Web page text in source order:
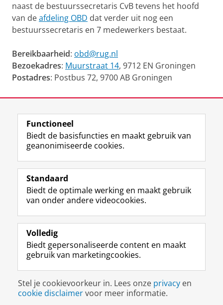
naast de bestuurssecretaris CvB tevens het hoofd
van deafdeling OBD dat verder uit nog een
bestuurssecretaris en 7 medewerkers bestaat.
Bereikbaarheid: obd@rug.nl
Bezoekadres: Muurstraat 14, 9712 EN Groningen
Postadres: Postbus 72, 9700 AB Groningen
View this page in:English
Volg de RUG
F
a
e
b
o
p
a
i
n
a
L
i
k
e
I
-
p
g
i
n
R
S
-
f
e
R
k
s
u
I
n
t
r
m
c
c
o
Y
o
T
e
k
a
a
Studiekiezers
Alumni
Over ons
Disclaimer & Copyright
Inloggen
Functioneel
Biedt de basisfuncties en maakt gebruik van
geanonimiseerde cookies.
Standaard
Biedt de optimale werking en maakt gebruik
van onder andere videocookies.
Volledig
Biedt gepersonaliseerde content en maakt
gebruik van marketingcookies.
Stel je cookievoorkeur in. Lees onze privacy en
cookie disclaimervoor meer informatie.